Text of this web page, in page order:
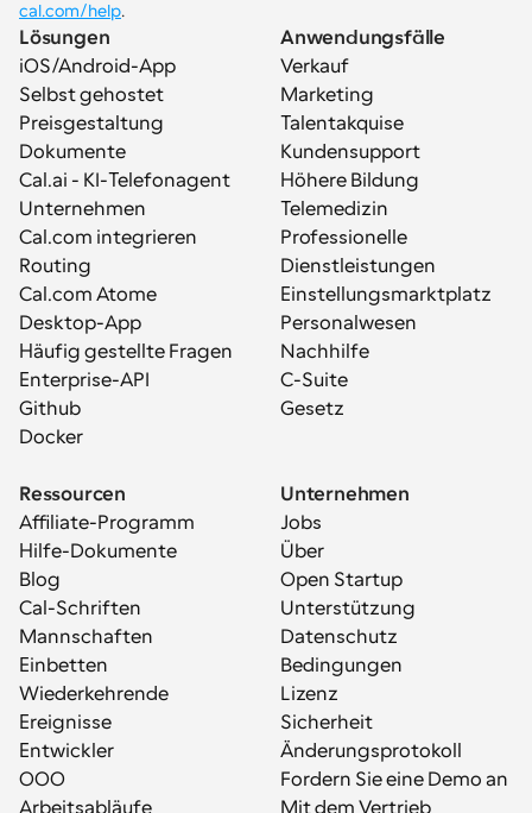
cal.com/help.
Lösungen
iOS/Android-App
Selbst gehostet
Preisgestaltung
Dokumente
Cal.ai - KI-Telefonagent
Unternehmen
Cal.com integrieren
Routing
Cal.com Atome
Desktop-App
Häufig gestellte Fragen
Enterprise-API
Github
Docker
Anwendungsfälle
Verkauf
Marketing
Talentakquise
Kundensupport
Höhere Bildung
Telemedizin
Professionelle
Dienstleistungen
Einstellungsmarktplatz
Personalwesen
Nachhilfe
C-Suite
Gesetz
Ressourcen
Affiliate-Programm
Hilfe-Dokumente
Blog
Cal-Schriften
Mannschaften
Einbetten
Wiederkehrende
Ereignisse
Entwickler
OOO
Arbeitsabläufe
Unternehmen
Jobs
Über
Open Startup
Unterstützung
Datenschutz
Bedingungen
Lizenz
Sicherheit
Änderungsprotokoll
Fordern Sie eine Demo an
Mit dem Vertrieb